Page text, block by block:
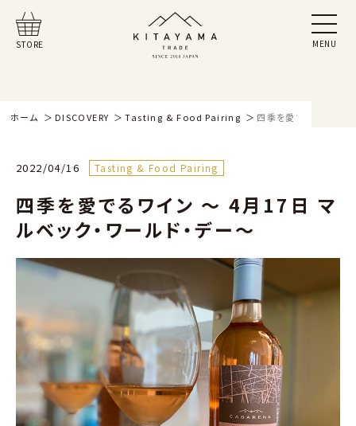
STORE MENU
ホーム DISCOVERY Tasting & Food Pairing 四季を愛でるワイン 〜
2022/04/16 Tasting & Food Pairing
四季を愛でるワイン 〜 4月17日 マ
ルベック・ワールド・デー〜